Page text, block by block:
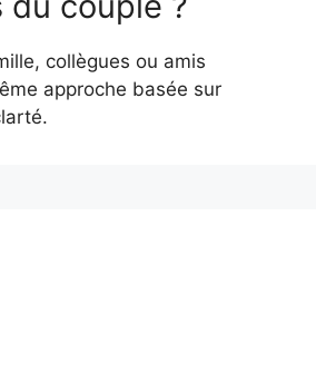
collègues ou amis
approche basée sur